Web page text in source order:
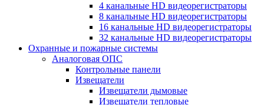
4 канальные HD видеорегистраторы
8 канальные HD видеорегистраторы
16 канальные HD видеорегистраторы
32 канальные HD видеорегистраторы
Охранные и пожарные системы
Аналоговая ОПС
Контрольные панели
Извещатели
Извещатели дымовые
Извещатели тепловые